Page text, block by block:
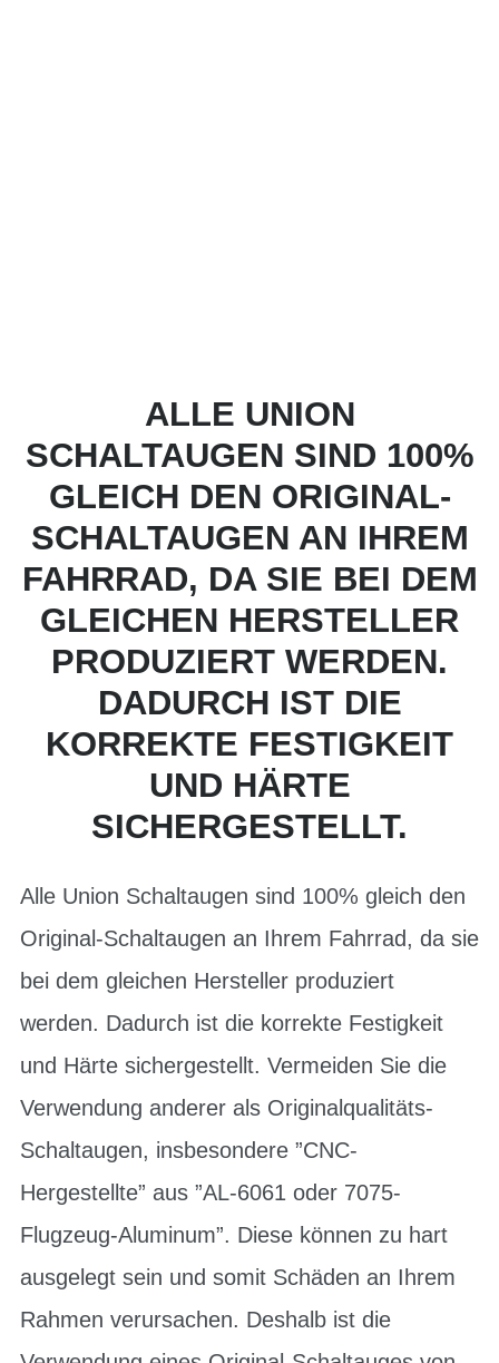
ALLE UNION
SCHALTAUGEN SIND 100%
GLEICH DEN ORIGINAL-
SCHALTAUGEN AN IHREM
FAHRRAD, DA SIE BEI DEM
GLEICHEN HERSTELLER
PRODUZIERT WERDEN.
DADURCH IST DIE
KORREKTE FESTIGKEIT
UND HÄRTE
SICHERGESTELLT.
Alle Union Schaltaugen sind 100% gleich den
Original-Schaltaugen an Ihrem Fahrrad, da sie
bei dem gleichen Hersteller produziert
werden. Dadurch ist die korrekte Festigkeit
und Härte sichergestellt. Vermeiden Sie die
Verwendung anderer als Originalqualitäts-
Schaltaugen, insbesondere ”CNC-
Hergestellte” aus ”AL-6061 oder 7075-
Flugzeug-Aluminum”. Diese können zu hart
ausgelegt sein und somit Schäden an Ihrem
Rahmen verursachen. Deshalb ist die